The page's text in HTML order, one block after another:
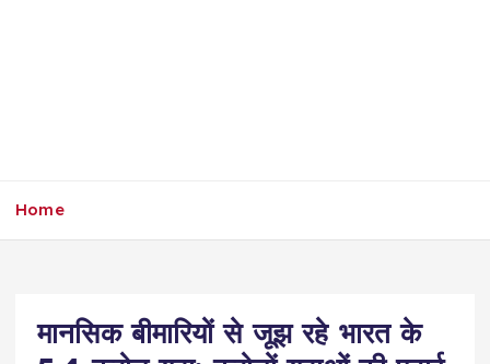
Home
मानसिक बीमारियों से जूझ रहे भारत के